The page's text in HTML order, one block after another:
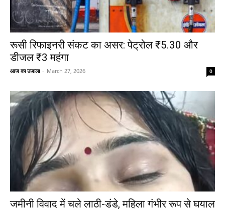
रूसी रिफाइनरी संकट का असर: पेट्रोल ₹5.30 और
डीजल ₹3 महंगा
आज का उजाला - March 27, 2026 0
जमीनी विवाद में चले लाठी-डंडे, महिला गंभीर रूप से घयाल